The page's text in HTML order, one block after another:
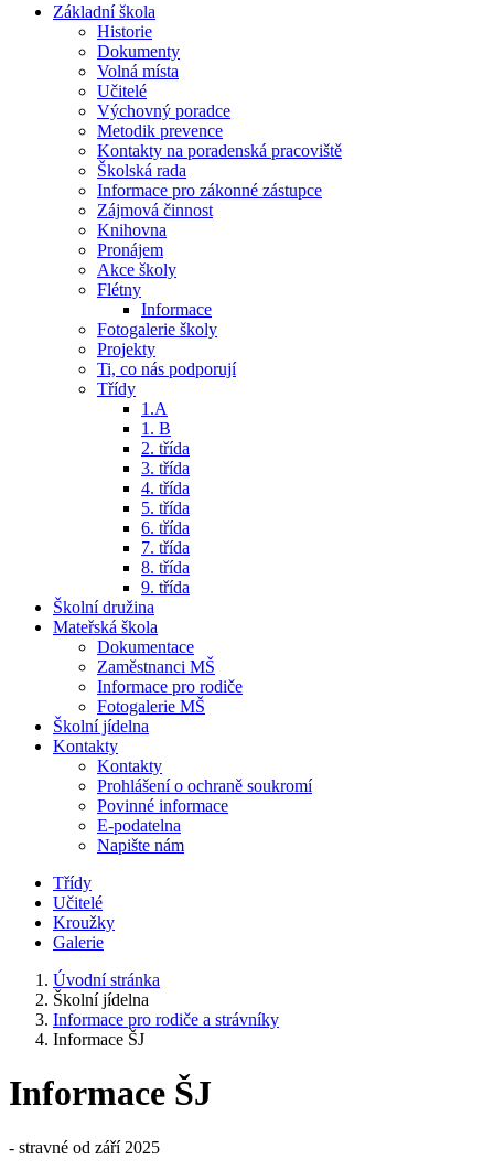
Základní škola
Historie
Dokumenty
Volná místa
Učitelé
Výchovný poradce
Metodik prevence
Kontakty na poradenská pracoviště
Školská rada
Informace pro zákonné zástupce
Zájmová činnost
Knihovna
Pronájem
Akce školy
Flétny
Informace
Fotogalerie školy
Projekty
Ti, co nás podporují
Třídy
1.A
1. B
2. třída
3. třída
4. třída
5. třída
6. třída
7. třída
8. třída
9. třída
Školní družina
Mateřská škola
Dokumentace
Zaměstnanci MŠ
Informace pro rodiče
Fotogalerie MŠ
Školní jídelna
Kontakty
Kontakty
Prohlášení o ochraně soukromí
Povinné informace
E-podatelna
Napište nám
Třídy
Učitelé
Kroužky
Galerie
Úvodní stránka
Školní jídelna
Informace pro rodiče a strávníky
Informace ŠJ
Informace ŠJ
- stravné od září 2025